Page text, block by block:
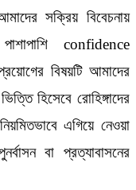
সক্রিয় বিবেচনায়
confidence
বিষয়টি আমাদের
হিসেবে রোহিঙ্গাদের
এগিয়ে নেওয়া
বা প্রত্যাবাসনের